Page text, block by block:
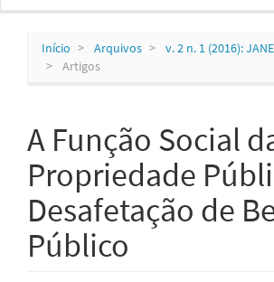
Início Arquivos
v. 2 n. 1 (2016):
Artigos
A Função Social
Propriedade
Desafetação de
Público